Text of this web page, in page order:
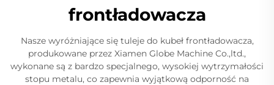
frontładowacza
Nasze wyróżniające się tuleje do kubeł frontładowacza,
produkowane przez Xiamen Globe Machine Co.,ltd.,
wykonane są z bardzo specjalnego, wysokiej wytrzymałości
stopu metalu, co zapewnia wyjątkową odporność na